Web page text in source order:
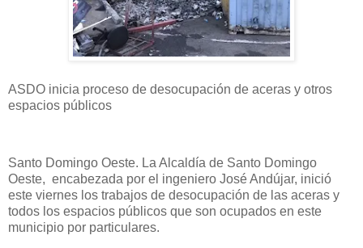
ASDO inicia proceso de desocupación de aceras y otros
espacios públicos
Santo Domingo Oeste. La Alcaldía de Santo Domingo
Oeste, encabezada por el ingeniero José Andújar, inició
este viernes los trabajos de desocupación de las aceras y
todos los espacios públicos que son ocupados en este
municipio por particulares.